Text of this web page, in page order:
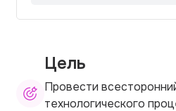
Цель
Провести
технологического